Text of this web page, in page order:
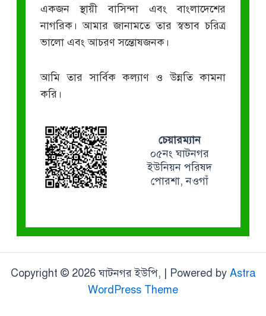
একজন স্থায়ী বাসিন্দা এবং বাংলাদেশের
নাগরিক। আমার জানামতে তার স্বভাব চরিত্র
ভালো এবং আচরণ সন্তোষজনক।
আমি তার সার্বিক কল্যাণ ও উন্নতি কামনা
করি।
চেয়ারম্যান
০৫নং ঘাটনগর
ইউনিয়ন পরিষদ
পোরশা, নওগাঁ
Copyright © 2026 ঘাটনগর ইউপি, | Powered by Astra
WordPress Theme